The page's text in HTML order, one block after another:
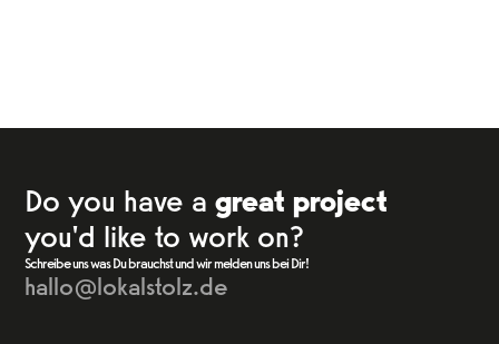
Do you have agreat project
you'd like to work on?
Schreibe uns was Du brauchst und wir melden uns bei Dir!
hallo@lokalstolz.de